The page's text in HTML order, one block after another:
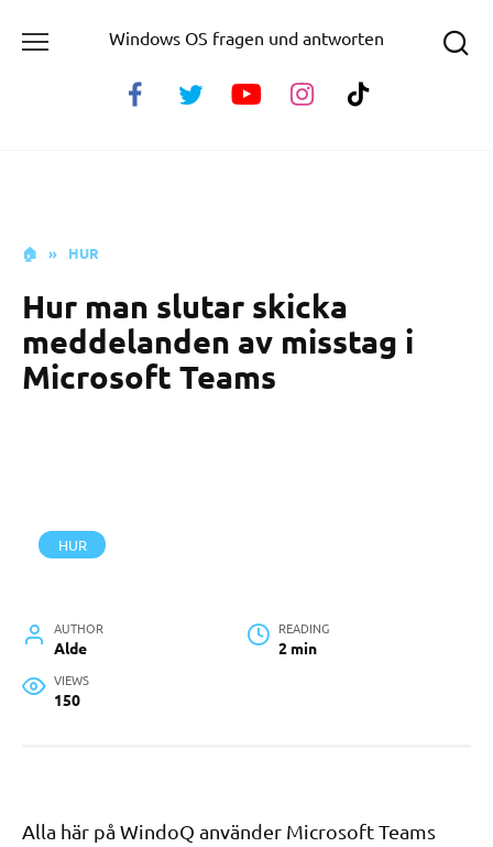
Windows OS fragen und antworten
🏠 » HUR
Hur man slutar skicka
meddelanden av misstag i
Microsoft Teams
HUR
AUTHOR
Alde
READING
2 min
VIEWS
150
Alla här på WindoQ använder Microsoft Teams